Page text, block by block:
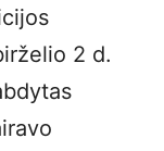
2 d.